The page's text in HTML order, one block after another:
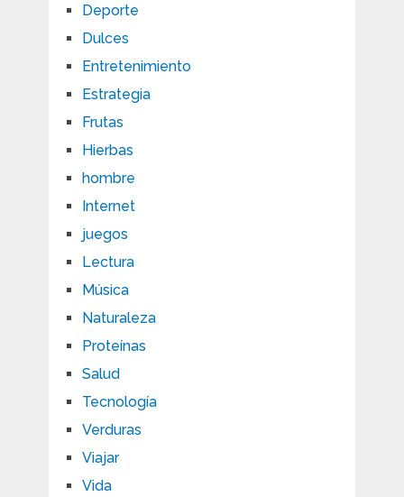
Deporte
Dulces
Entretenimiento
Estrategia
Frutas
Hierbas
hombre
Internet
juegos
Lectura
Música
Naturaleza
Proteínas
Salud
Tecnología
Verduras
Viajar
Vida